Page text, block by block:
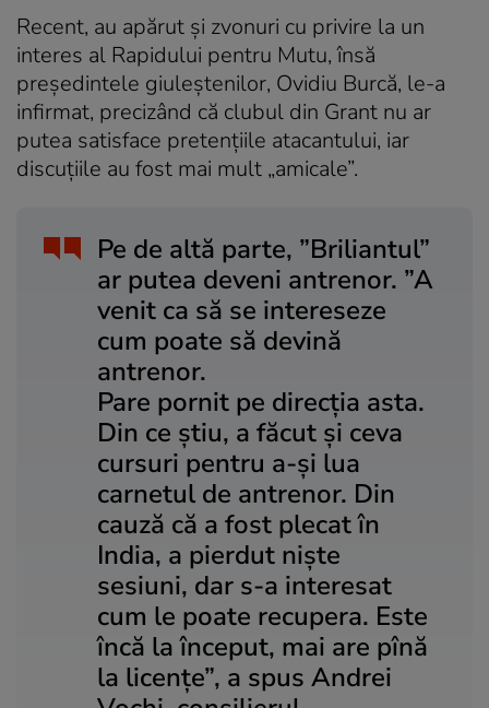
Recent, au apărut şi zvonuri cu privire la un
interes al Rapidului pentru Mutu, însă
preşedintele giuleştenilor, Ovidiu Burcă, le-a
infirmat, precizând că clubul din Grant nu ar
putea satisface pretenţiile atacantului, iar
discuţiile au fost mai mult „amicale”.
Pe de altă parte, ”Briliantul”
ar putea deveni antrenor. ”A
venit ca să se intereseze
cum poate să devină
antrenor.
Pare pornit pe direcția asta.
Din ce știu, a făcut și ceva
cursuri pentru a-și lua
carnetul de antrenor. Din
cauză că a fost plecat în
India, a pierdut niște
sesiuni, dar s-a interesat
cum le poate recupera. Este
încă la început, mai are pînă
la licențe”, a spus Andrei